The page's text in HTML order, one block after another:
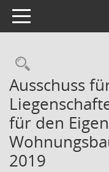
Toggle navigation
Ausschuss
für den
2019